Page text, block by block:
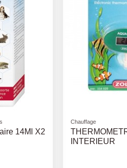
Skin -
Caisses et sacs
PANIER
PICO